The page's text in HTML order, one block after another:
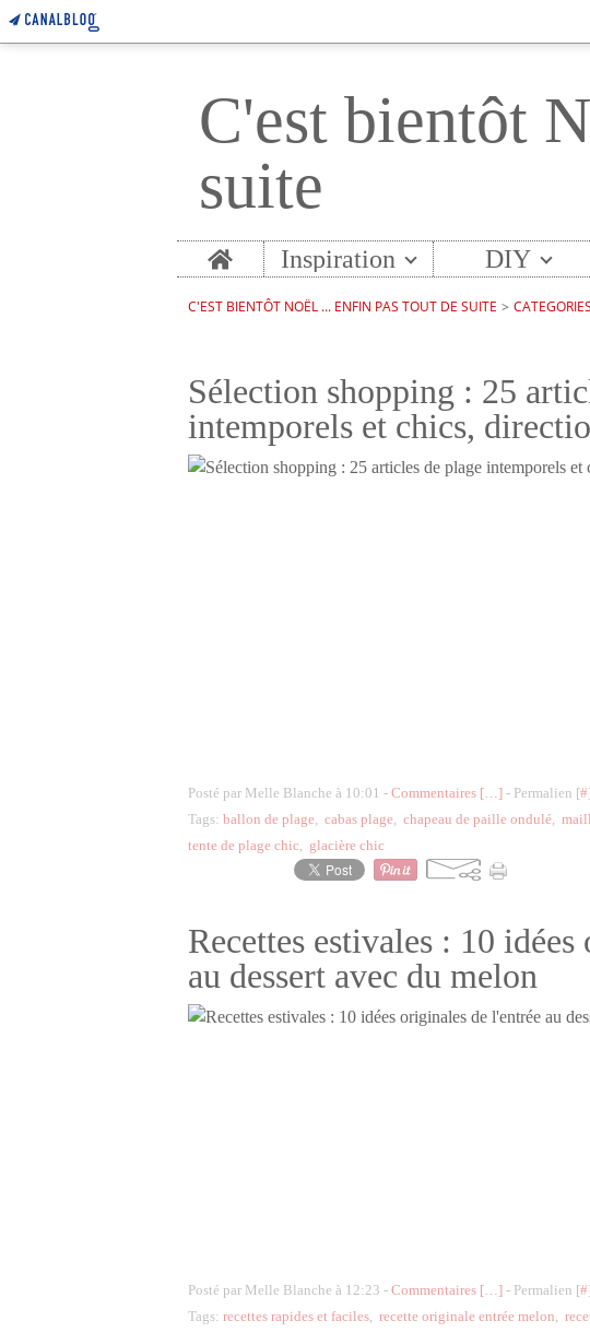
C'est bientôt
suite
Home Inspiration DIY
C'EST BIENTÔT NOËL ... ENFIN PAS TOUT DE SUITE > CATEGORIES
Sélection shopping : 25
intemporels et chics,
Posté par Melle Blanche à 10:01 - Commentaires […] - Permalien [#]
Tags: ballon de plage, cabas plage, chapeau de paille ondulé,
tente de plage chic, glacière chic
Recettes estivales : 10
au dessert avec du melon
Posté par Melle Blanche à 12:23 - Commentaires […] - Permalien [#]
Tags: recettes rapides et faciles, recette originale entrée melon,